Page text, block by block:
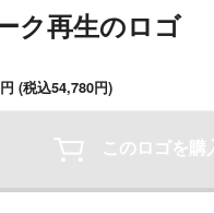
ク再生のロゴ
円 (税込54,780円)
このロゴを購